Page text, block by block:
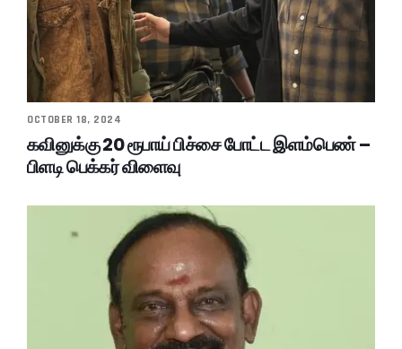
OCTOBER 18, 2024
கவினுக்கு 20 ரூபாய் பிச்சை போட்ட இளம்பெண் –
பிளடி பெக்கர் விளைவு